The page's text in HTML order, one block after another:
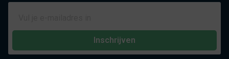
Inschrijven